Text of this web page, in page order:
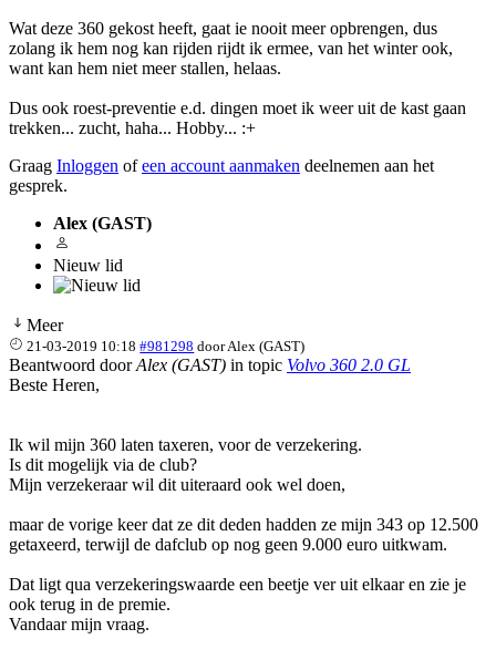
Wat deze 360 gekost heeft, gaat ie nooit meer opbrengen, dus
zolang ik hem nog kan rijden rijdt ik ermee, van het winter ook,
want kan hem niet meer stallen, helaas.
Dus ook roest-preventie e.d. dingen moet ik weer uit de kast gaan
trekken... zucht, haha... Hobby... :+
Graag Inloggen ofeen account aanmaken deelnemen aan het
gesprek.
Alex (GAST)
Nieuw lid
Meer
21-03-2019 10:18 #981298 doorAlex (GAST)
Beantwoord doorAlex (GAST) in topic Volvo 360 2.0 GL
Beste Heren,
Ik wil mijn 360 laten taxeren, voor de verzekering.
Is dit mogelijk via de club?
Mijn verzekeraar wil dit uiteraard ook wel doen,
maar de vorige keer dat ze dit deden hadden ze mijn 343 op 12.500
getaxeerd, terwijl de dafclub op nog geen 9.000 euro uitkwam.
Dat ligt qua verzekeringswaarde een beetje ver uit elkaar en zie je
ook terug in de premie.
Vandaar mijn vraag.